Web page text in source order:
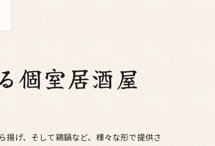
個室居酒屋
げ、そして鶏鍋など、様々な形で提供さ